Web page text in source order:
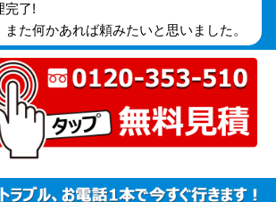
完了!
た何かあれば頼みたいと思いました。